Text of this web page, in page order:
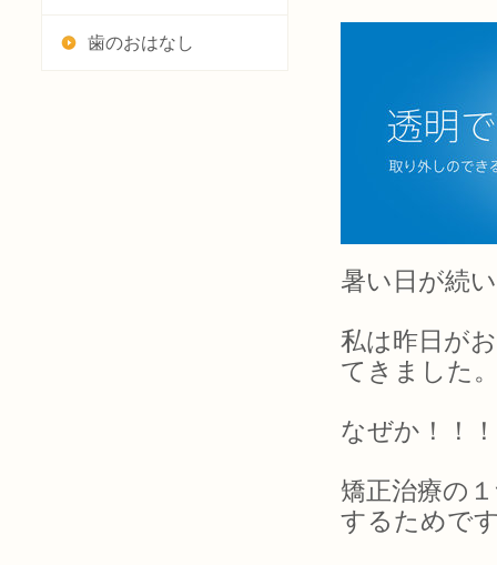
歯のおはなし
暑い日が続
私は昨日が
てきました
なぜか！！！
矯正治療の
するためで